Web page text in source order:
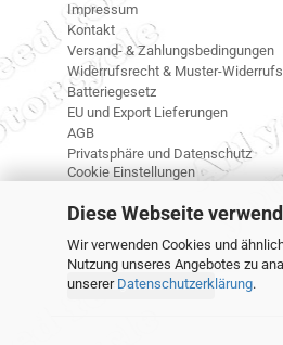
Diese Webseite
Wir verwenden Cookies und
Nutzung unseres Angebotes zu
unserer Datenschutzerklärung.
Impressum
Kontakt
Versand- & Zahlungsbedingungen
Widerrufsrecht & Muster-
Batteriegesetz
EU und Export Lieferungen
AGB
Privatsphäre und Datenschutz
Cookie Einstellungen
Vertrag widerrufen